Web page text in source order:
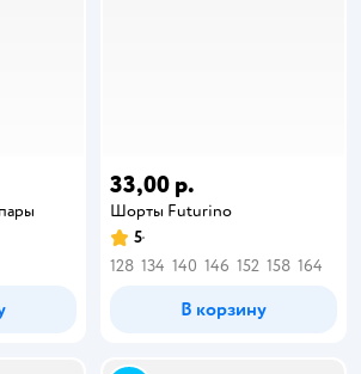
33,00 р.
Шорты Futurino
5
128 134 140 146 152 158 164
В корзину